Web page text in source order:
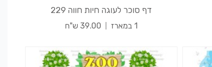
דף סוכר לעוגה חיות חווה 229
1 במארז 39.00 ש"ח